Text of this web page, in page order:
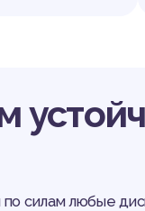
по силам любые